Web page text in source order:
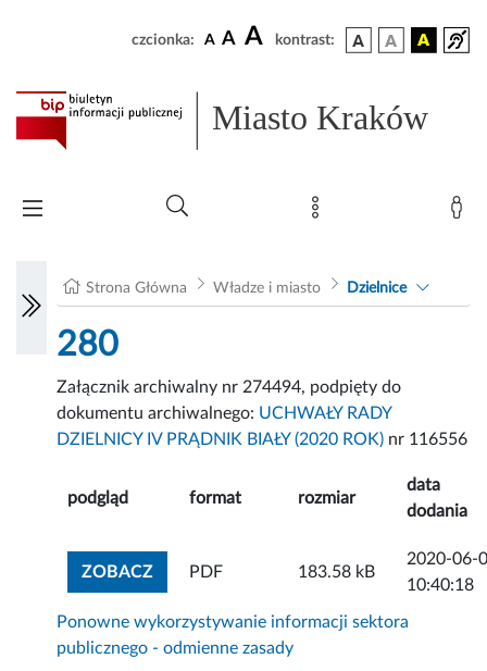
czcionka: A A A kontrast:
Miasto Kraków
Strona Główna Władze i miasto Dzielnice
280
Załącznik archiwalny nr 274494, podpięty do
dokumentu archiwalnego: UCHWAŁY RADY
DZIELNICY IV PRĄDNIK BIAŁY (2020 ROK) nr 116556
podgląd format rozmiar
data
dodania
ZOBACZZOBACZ ZAŁĄCZNIK
PDF 183.58 kB
2020-06-
10:40:18
Ponowne wykorzystywanie informacji sektora
publicznego - odmienne zasady